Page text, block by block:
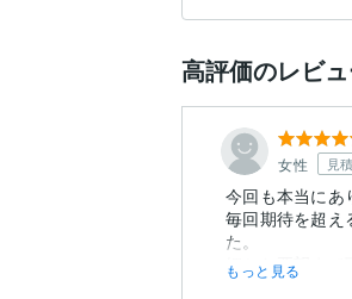
高評価のレビ
女性 見
今回も本当にあ
毎回期待を超え
た。
細かな要望まで
り形になり、と
もっと見る